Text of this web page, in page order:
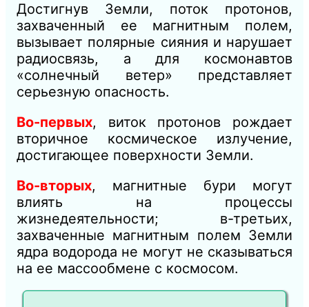
Достигнув Земли, поток протонов,
захваченный ее магнитным полем,
вызывает полярные сияния и нарушает
радиосвязь, а для космонавтов
«солнечный ветер» представляет
серьезную опасность.
Во-первых, виток протонов рождает
вторичное космическое излучение,
достигающее поверхности Земли.
Во-вторых, магнитные бури могут
влиять на процессы
жизнедеятельности; в-третьих,
захваченные магнитным полем Земли
ядра водорода не могут не сказываться
на ее массообмене с космосом.